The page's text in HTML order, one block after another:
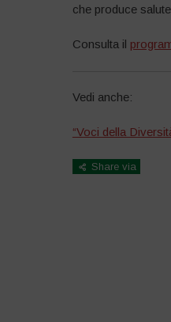
che produce
Consulta il
Vedi anche:
“Voci della
Share via